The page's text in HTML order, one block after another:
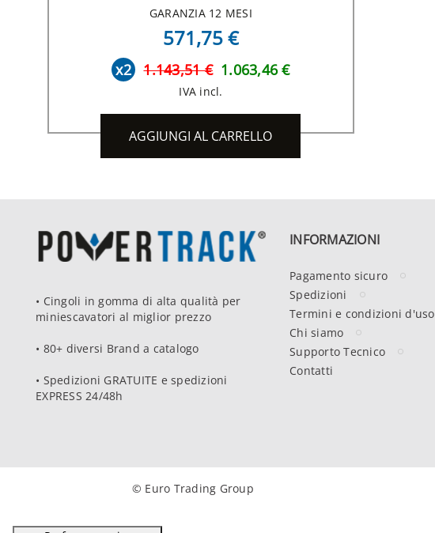
GARANZIA 12 MESI
571,75 €
x2 1.143,51 € 1.063,46 €
IVA incl.
AGGIUNGI AL CARRELLO
• Cingoli in gomma di alta qualità per
miniescavatori al miglior prezzo
• 80+ diversi Brand a catalogo
• Spedizioni GRATUITE e spedizioni
EXPRESS 24/48h
INFORMAZIONI
Pagamento sicuro
Spedizioni
Termini e condizioni d'uso
Chi siamo
Supporto Tecnico
Contatti
© Euro Trading Group